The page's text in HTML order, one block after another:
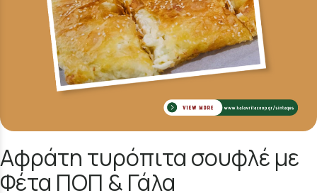
Αφράτη τυρόπιτα σουφλέ με
Φέτα ΠΟΠ & Γάλα